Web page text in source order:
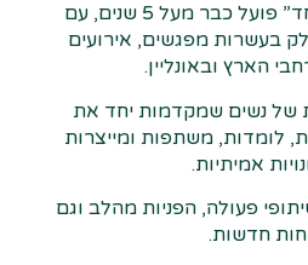
מועדון “עצמאיות ביחד” פועל כבר מעל 5 שנים, עם
בעשרות מפגשים, אירועים
הארץ ובאונליין.
של נשים שמקדמות יחד את
לומדות, משתפות ומייצרות
אמיתיות.
פעולה, הפניות מהלב וגם
חדשות.